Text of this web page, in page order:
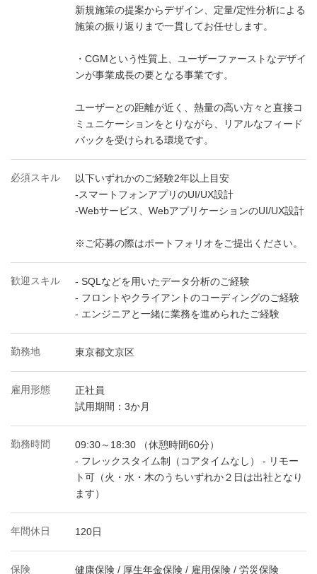
新規施策の提案からデザイン、定量/定性分析による
施策の振り返りまで一貫してお任せします。
・CGMという性質上、ユーザーファーストなデザイ
ンが事業成長の要となる事業です。
ユーザーとの距離が近く、熱量の高い方々と直接コ
ミュニケーションをとりながら、リアルなフィード
バックを受けられる環境です。
必須スキル
以下いずれかのご経験2年以上目安
-スマートフォンアプリのUI/UX設計
-Webサービス、WebアプリケーションのUI/UX設計
※ご応募の際はポートフォリオをご提出ください。
歓迎スキル
- SQLなどを用いたデータ分析のご経験
- フロントやクライアントのコーディングのご経験
- エンジニアと一緒に業務を進められたご経験
勤務地 東京都文京区
雇用形態
正社員
試用期間：3か月
勤務時間
09:30～18:30 （休憩時間60分）
- フレックスタイム制（コアタイムなし） - リモー
ト可（火・水・木のうちいずれか２日は出社となり
ます）
年間休日 120日
保険 健康保険 / 厚生年金保険 / 雇用保険 / 労災保険